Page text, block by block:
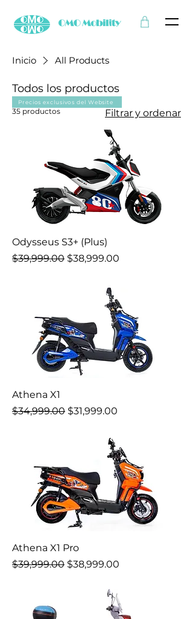
Inicio All Products
Todos los productos
35 productos Filtrar y ordenar
Odysseus S3+ (Plus)
Precio
$39,999.00 Precio de oferta
$38,999.00
Athena X1
Precio
$34,999.00 Precio de oferta
$31,999.00
Athena X1 Pro
Precio
$39,999.00 Precio de oferta
$38,999.00
Precios exclusivos del Website